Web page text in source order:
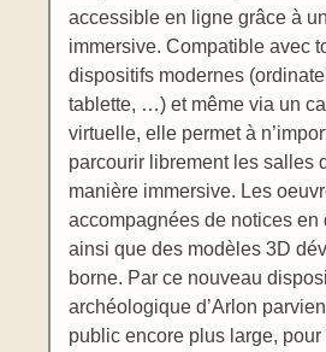
accessible en ligne grâce à
immersive. Compatible avec
dispositifs modernes
tablette, …) et même via un
virtuelle, elle permet à
parcourir librement les salles
manière immersive. Les
accompagnées de notices en
ainsi que des modèles 3D
borne. Par ce nouveau
archéologique d’Arlon
public encore plus large,